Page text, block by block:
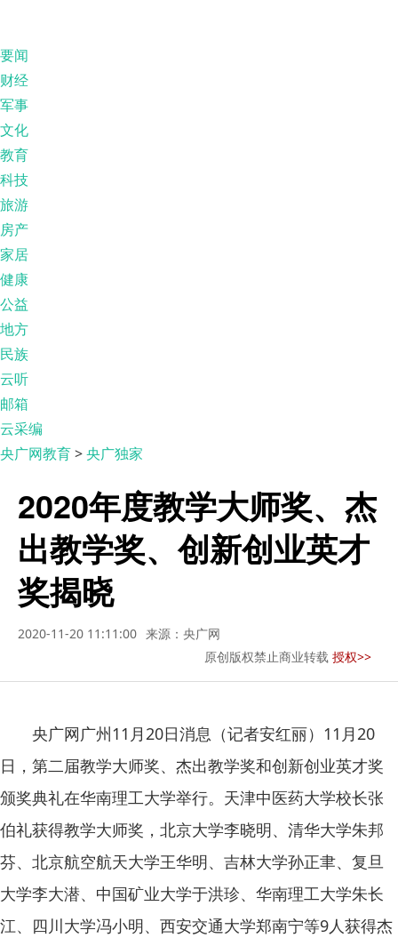
要闻
财经
军事
文化
教育
科技
旅游
房产
家居
健康
公益
地方
民族
云听
邮箱
云采编
央广网教育>央广独家
2020年度教学大师奖、杰
出教学奖、创新创业英才
奖揭晓
2020-11-20 11:11:00 来源：央广网
原创版权禁止商业转载 授权>>
央广网广州11月20日消息（记者安红丽）11月20
日，第二届教学大师奖、杰出教学奖和创新创业英才奖
颁奖典礼在华南理工大学举行。天津中医药大学校长张
伯礼获得教学大师奖，北京大学李晓明、清华大学朱邦
芬、北京航空航天大学王华明、吉林大学孙正聿、复旦
大学李大潜、中国矿业大学于洪珍、华南理工大学朱长
江、四川大学冯小明、西安交通大学郑南宁等9人获得杰